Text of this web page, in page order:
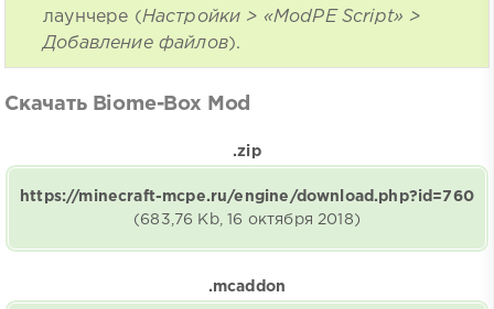
лаунчере (Настройки > «ModPE Script» >
Добавление файлов).
Скачать Biome-Box Mod
.zip
https://minecraft-mcpe.ru/engine/download.php?id=760
(683,76 Kb, 16 октября 2018)
.mcaddon